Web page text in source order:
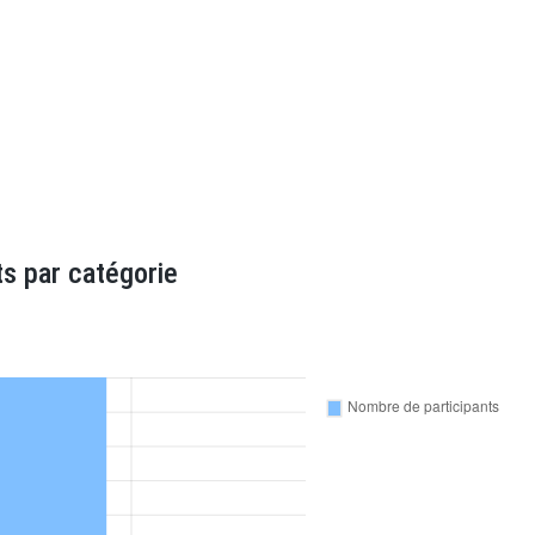
par catégorie